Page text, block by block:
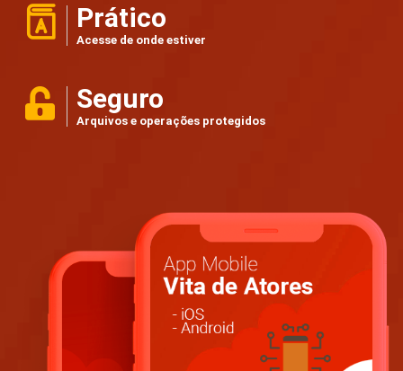
Prático
Acesse de onde estiver
Seguro
Arquivos e operações protegidos